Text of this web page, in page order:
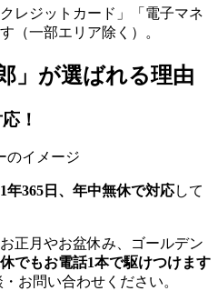
レジットカード」「電子マネ
（一部エリア除く）。
」が選ばれる理由
！
1年365日、年中無休で対応して
正月やお盆休み、ゴールデン
でもお電話1本で駆けつけます
お問い合わせください。